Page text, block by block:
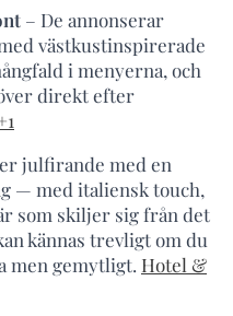
– De annonserar
västkustinspirerade
i menyerna, och
direkt efter
julfirande med en
— med italiensk touch,
som skiljer sig från det
kännas trevligt om du
men gemytligt. Hotel &